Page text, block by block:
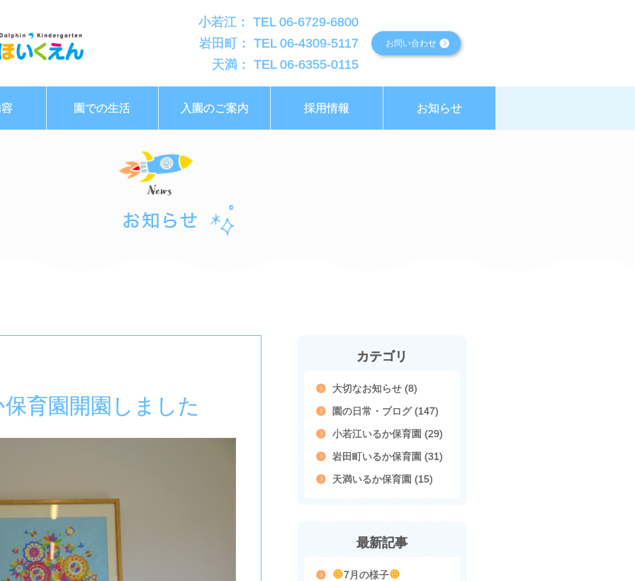
小若江： TEL 06-6729-6800
岩田町： TEL 06-4309-5117
天満： TEL 06-6355-0115
お問い合わせ
園での生活 入園のご案内 採用情報 お知らせ
育園開園しました
カテゴリ
大切なお知らせ (8)
園の日常・ブログ (147)
小若江いるか保育園 (29)
岩田町いるか保育園 (31)
天満いるか保育園 (15)
最新記事
7月の様子